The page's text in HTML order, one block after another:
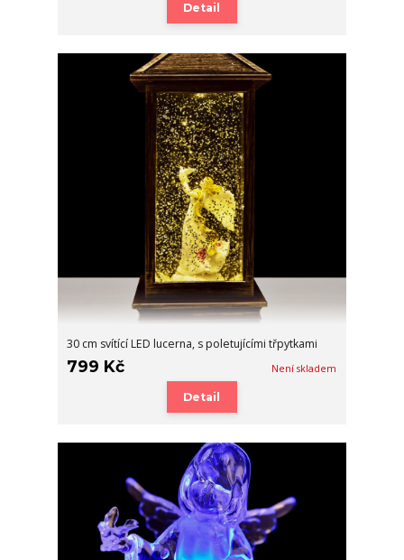
Detail
30 cm svítící LED lucerna, s poletujícími třpytkami
799 Kč Není skladem
Detail